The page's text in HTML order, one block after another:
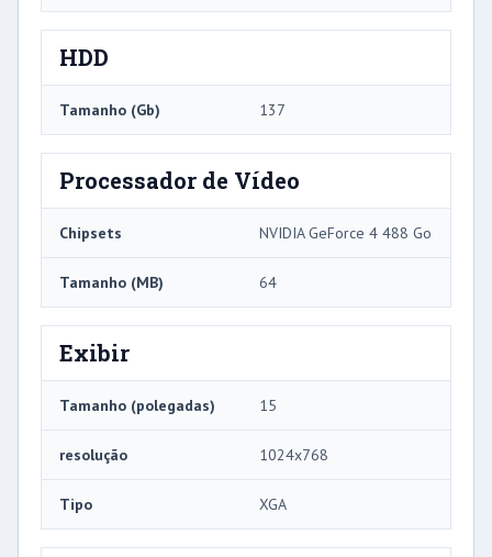
HDD
Tamanho (Gb) 137
Processador de Vídeo
Chipsets NVIDIA GeForce 4 488 Go
Tamanho (MB) 64
Exibir
Tamanho (polegadas) 15
resolução 1024x768
Tipo XGA